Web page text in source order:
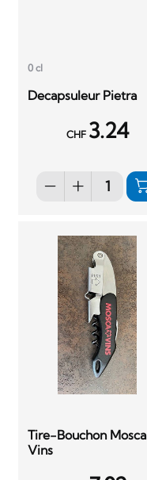
0 cl
Decapsuleur Pietra
CHF 3.24
Tire-Bouchon Mosca
Vins